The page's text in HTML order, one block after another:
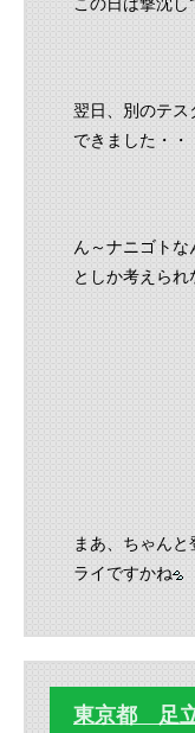
翌日、別のテス
できました・・
ん～ナニゴト
としか考えられ
まあ、ちゃん
ライですかね
東京都 足